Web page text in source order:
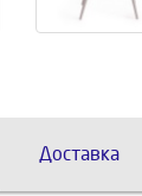
Доставка